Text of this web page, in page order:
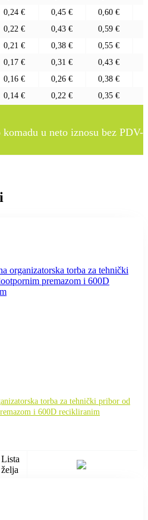
0,24 € 0,45 € 0,60 €
0,22 € 0,43 € 0,59 €
0,21 € 0,38 € 0,55 €
0,17 € 0,31 € 0,43 €
0,16 € 0,26 € 0,38 €
0,14 € 0,22 € 0,35 €
u neto iznosu bez PDV-
torba za tehnički pribor od
i 600D recikliranim
Lista
želja